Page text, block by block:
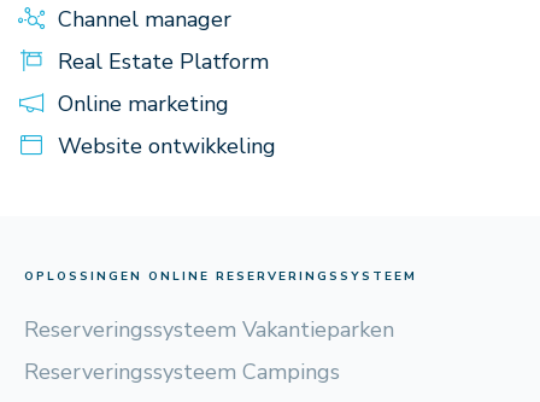
Channel manager
Real Estate Platform
Online marketing
Website ontwikkeling
OPLOSSINGEN ONLINE RESERVERINGSSYSTEEM
Reserveringssysteem Vakantieparken
Reserveringssysteem Campings